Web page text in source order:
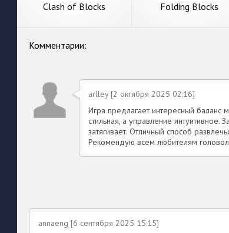
Clash of Blocks Folding Blocks
Комментарии:
arlley [2 октября 2025 02:16]
Игра предлагает интересный
стильная, а управление интуитивное.
затягивает. Отличный способ
Рекомендую всем любителям
annaeng [6 сентября 2025 15:15]